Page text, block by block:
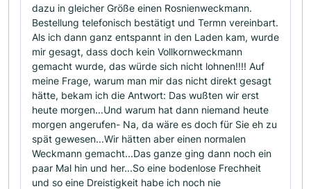
dazu in gleicher Größe einen Rosnienweckmann.
Bestellung telefonisch bestätigt und Termn vereinbart.
Als ich dann ganz entspannt in den Laden kam, wurde
mir gesagt, dass doch kein Vollkornweckmann
gemacht wurde, das würde sich nicht lohnen!!!! Auf
meine Frage, warum man mir das nicht direkt gesagt
hätte, bekam ich die Antwort: Das wußten wir erst
heute morgen...Und warum hat dann niemand heute
morgen angerufen- Na, da wäre es doch für Sie eh zu
spät gewesen...Wir hätten aber einen normalen
Weckmann gemacht...Das ganze ging dann noch ein
paar Mal hin und her...So eine bodenlose Frechheit
und so eine Dreistigkeit habe ich noch nie